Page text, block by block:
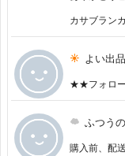
カサブランカ
よい出
★★フォロ
ふつう
購入前、配